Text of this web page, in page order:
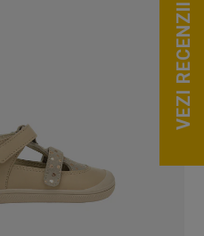
VEZI RECENZII